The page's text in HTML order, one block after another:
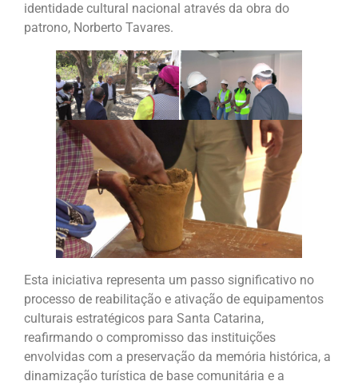
identidade cultural nacional através da obra do
patrono, Norberto Tavares.
Esta iniciativa representa um passo significativo no
processo de reabilitação e ativação de equipamentos
culturais estratégicos para Santa Catarina,
reafirmando o compromisso das instituições
envolvidas com a preservação da memória histórica, a
dinamização turística de base comunitária e a